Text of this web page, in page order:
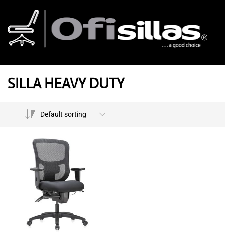
SILLA HEAVY DUTY
Default sorting